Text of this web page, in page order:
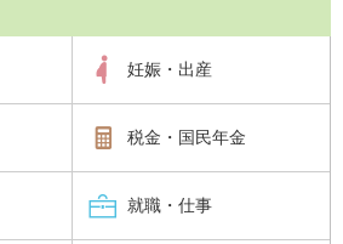
妊娠・出産
税金・国民年金
就職・仕事